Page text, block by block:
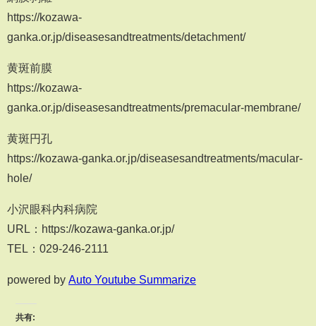
https://kozawa-
ganka.or.jp/diseasesandtreatments/detachment/
黄斑前膜
https://kozawa-
ganka.or.jp/diseasesandtreatments/premacular-membrane/
黄斑円孔
https://kozawa-ganka.or.jp/diseasesandtreatments/macular-
hole/
小沢眼科内科病院
URL：https://kozawa-ganka.or.jp/
TEL：029-246-2111
powered by Auto Youtube Summarize
共有: